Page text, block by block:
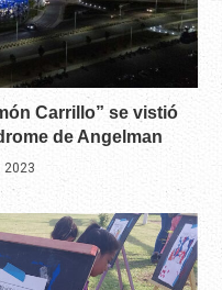
Carrillo” se vistió
de Angelman
2023